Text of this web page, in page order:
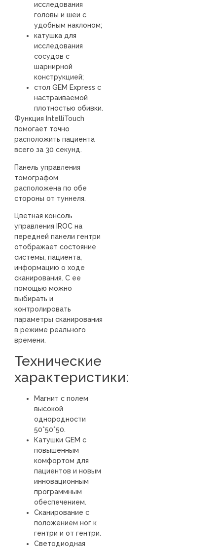
исследования
головы и шеи с
удобным наклоном;
катушка для
исследования
сосудов с
шарнирной
конструкцией;
стол GEM Express с
настраиваемой
плотностью обивки.
Функция IntelliTouch
помогает точно
расположить пациента
всего за 30 секунд.
Панель управления
томографом
расположена по обе
стороны от туннеля.
Цветная консоль
управления IROC на
передней панели гентри
отображает состояние
системы, пациента,
информацию о ходе
сканирования. С ее
помощью можно
выбирать и
контролировать
параметры сканирования
в режиме реального
времени.
Технические
характеристики:
Магнит с полем
высокой
однородности
50*50*50.
Катушки GEM с
повышенным
комфортом для
пациентов и новым
инновационным
программным
обеспечением.
Сканирование с
положением ног к
гентри и от гентри.
Светодиодная